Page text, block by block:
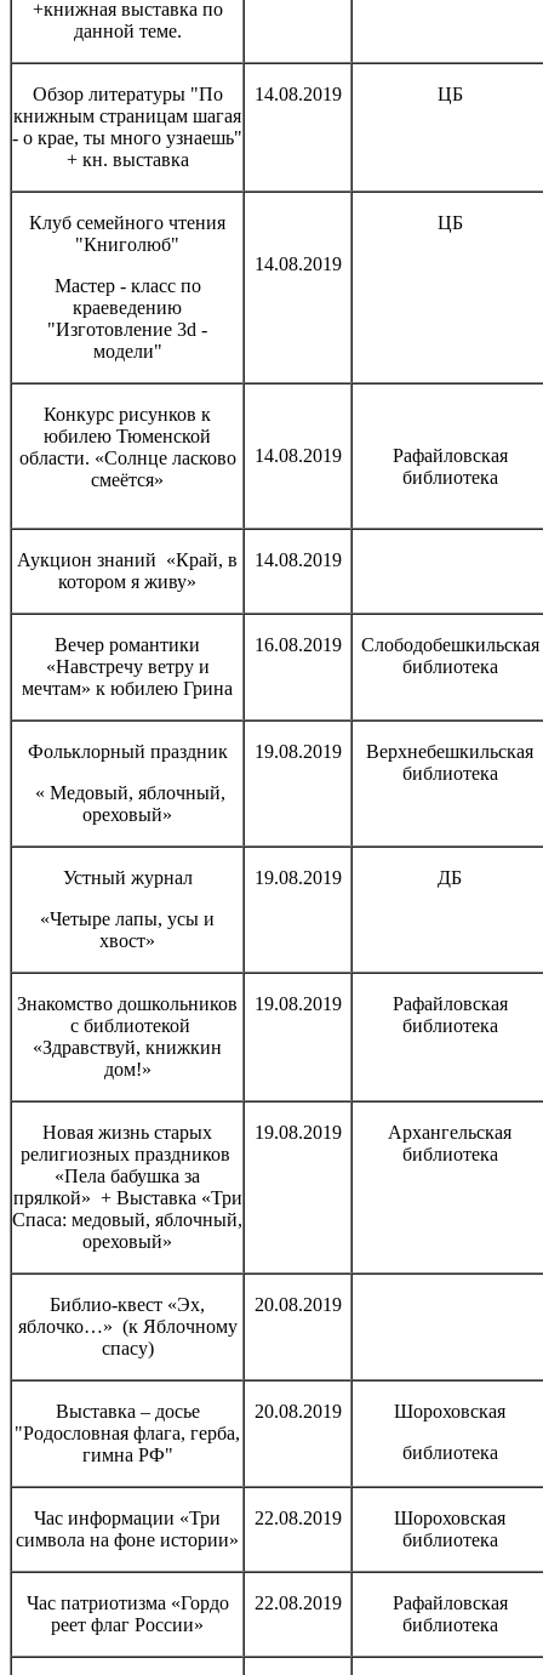
+книжная выставка по
данной теме.
Обзор литературы "По
книжным страницам шагая
- о крае, ты много узнаешь"
+ кн. выставка
14.08.2019 ЦБ
Клуб семейного чтения
"Книголюб"
Мастер - класс по
краеведению
"Изготовление 3d -
модели"
14.08.2019
ЦБ
Конкурс рисунков к
юбилею Тюменской
области. «Солнце ласково
смеётся»
14.08.2019
Рафайловская
библиотека
Аукцион знаний «Край, в
котором я живу»
14.08.2019
Вечер романтики
«Навстречу ветру и
мечтам» к юбилею Грина
16.08.2019
Слободобешкильская
библиотека
Фольклорный праздник
« Медовый, яблочный,
ореховый»
19.08.2019
Верхнебешкильская
библиотека
Устный журнал
«Четыре лапы, усы и
хвост»
19.08.2019 ДБ
Знакомство дошкольников
с библиотекой
«Здравствуй, книжкин
дом!»
19.08.2019
Рафайловская
библиотека
Новая жизнь старых
религиозных праздников
«Пела бабушка за
прялкой» + Выставка «Три
Спаса: медовый, яблочный,
ореховый»
19.08.2019
Архангельская
библиотека
Библио-квест «Эх,
яблочко…» (к Яблочному
спасу)
20.08.2019
Выставка – досье
"Родословная флага, герба,
гимна РФ"
20.08.2019
Шороховская
библиотека
Час информации «Три
символа на фоне истории»
22.08.2019
Шороховская
библиотека
Час патриотизма «Гордо
реет флаг России»
22.08.2019
Рафайловская
библиотека